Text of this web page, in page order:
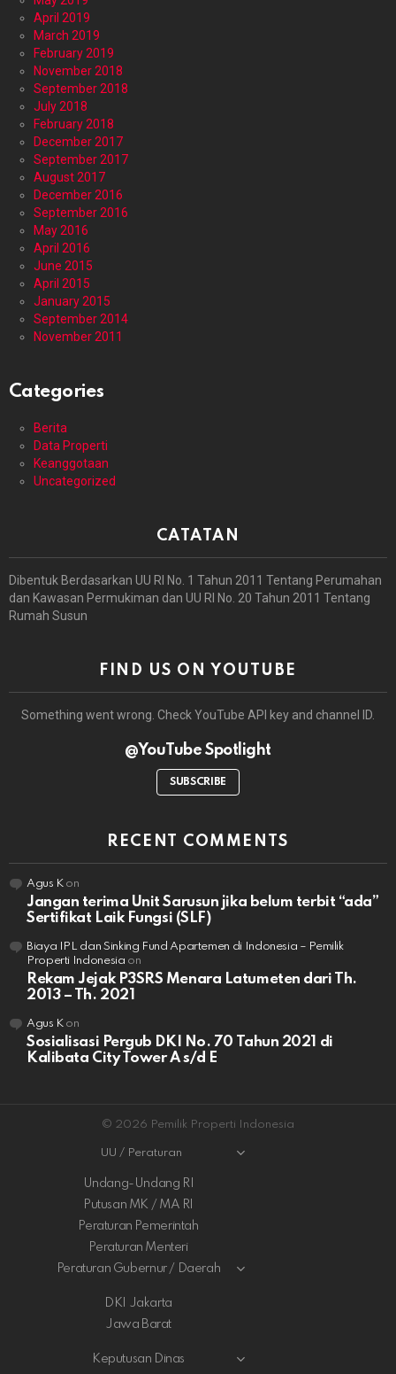
April 2019
March 2019
February 2019
November 2018
September 2018
July 2018
February 2018
December 2017
September 2017
August 2017
December 2016
September 2016
May 2016
April 2016
June 2015
April 2015
January 2015
September 2014
November 2011
Categories
Berita
Data Properti
Keanggotaan
Uncategorized
CATATAN
Dibentuk Berdasarkan UU RI No. 1 Tahun 2011 Tentang Perumahan
dan Kawasan Permukiman dan UU RI No. 20 Tahun 2011 Tentang
Rumah Susun
FIND US ON YOUTUBE
Something went wrong. Check YouTube API key and channel ID.
@YouTube Spotlight
SUBSCRIBE
RECENT COMMENTS
Agus Kon
Jangan terima Unit Sarusun jika belum terbit “ada”
Sertifikat Laik Fungsi (SLF)
Biaya IPL dan Sinking Fund Apartemen di Indonesia – Pemilik
Properti Indonesia on
Rekam Jejak P3SRS Menara Latumeten dari Th.
2013 – Th. 2021
Agus Kon
Sosialisasi Pergub DKI No. 70 Tahun 2021 di
Kalibata City Tower A s/d E
© 2026 Pemilik Properti Indonesia
UU / Peraturan
Undang-Undang RI
Putusan MK / MA RI
Peraturan Pemerintah
Peraturan Menteri
Peraturan Gubernur / Daerah
DKI Jakarta
Jawa Barat
Keputusan Dinas